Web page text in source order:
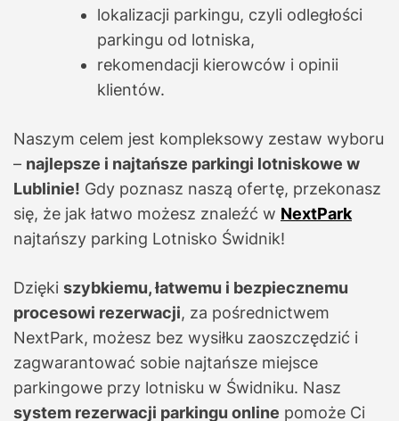
lokalizacji parkingu, czyli odległości
parkingu od lotniska,
rekomendacji kierowców i opinii
klientów.
Naszym celem jest kompleksowy zestaw wyboru
– najlepsze i najtańsze parkingi lotniskowe w
Lublinie! Gdy poznasz naszą ofertę, przekonasz
się, że jak łatwo możesz znaleźć w NextPark
najtańszy parking Lotnisko Świdnik!
Dzięki szybkiemu, łatwemu i bezpiecznemu
procesowi rezerwacji, za pośrednictwem
NextPark, możesz bez wysiłku zaoszczędzić i
zagwarantować sobie najtańsze miejsce
parkingowe przy lotnisku w Świdniku. Nasz
system rezerwacji parkingu online pomoże Ci